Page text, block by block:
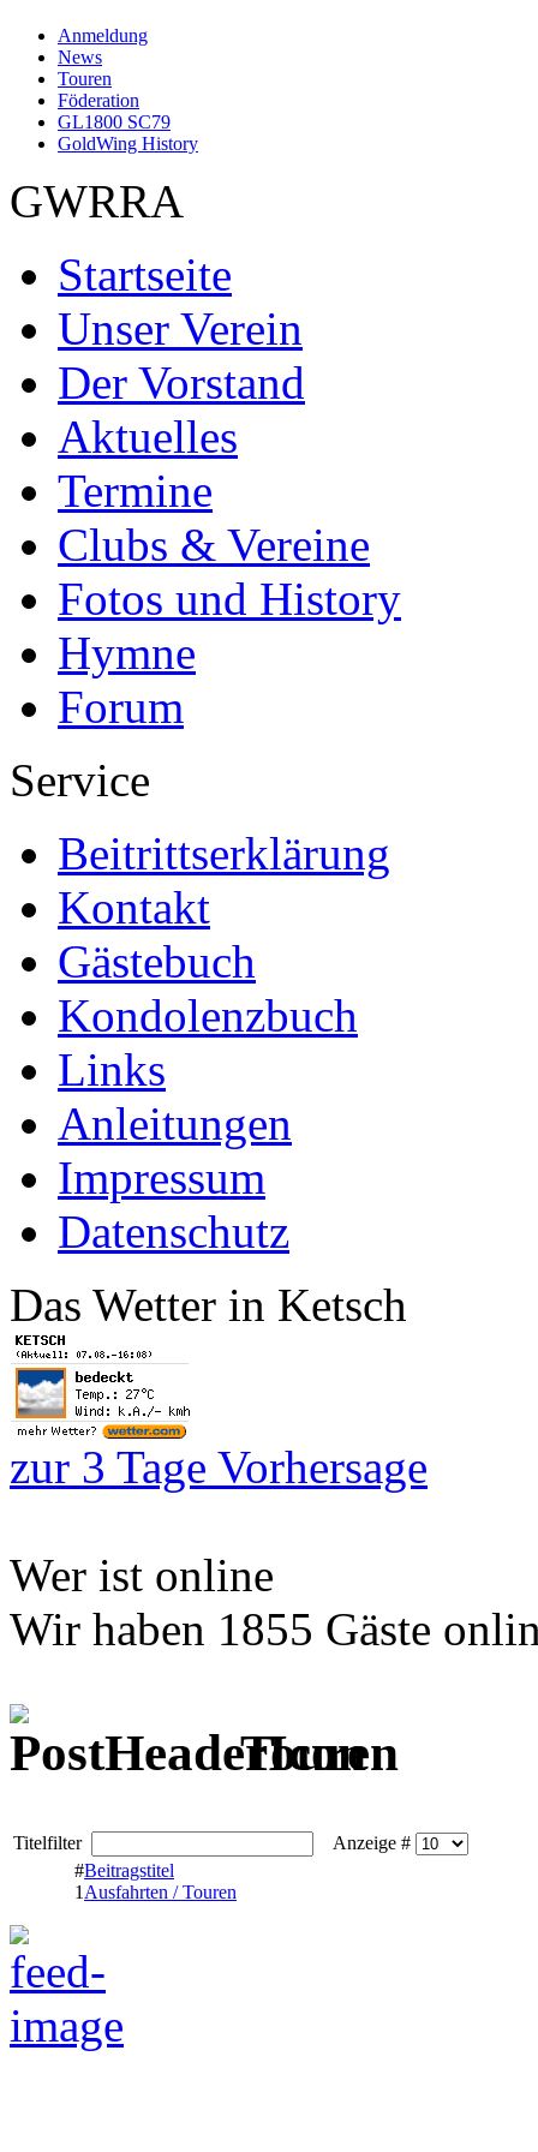
Anmeldung
News
Touren
Föderation
GL1800 SC79
GoldWing History
GWRRA
Startseite
Unser Verein
Der Vorstand
Aktuelles
Termine
Clubs & Vereine
Fotos und History
Hymne
Forum
Service
Beitrittserklärung
Kontakt
Gästebuch
Kondolenzbuch
Links
Anleitungen
Impressum
Datenschutz
Das Wetter in Ketsch
zur 3 Tage Vorhersage
Wer ist online
Wir haben 1855 Gäste
Touren
Titelfilter
Anzeige #
#Beitragstitel
1 Ausfahrten / Touren